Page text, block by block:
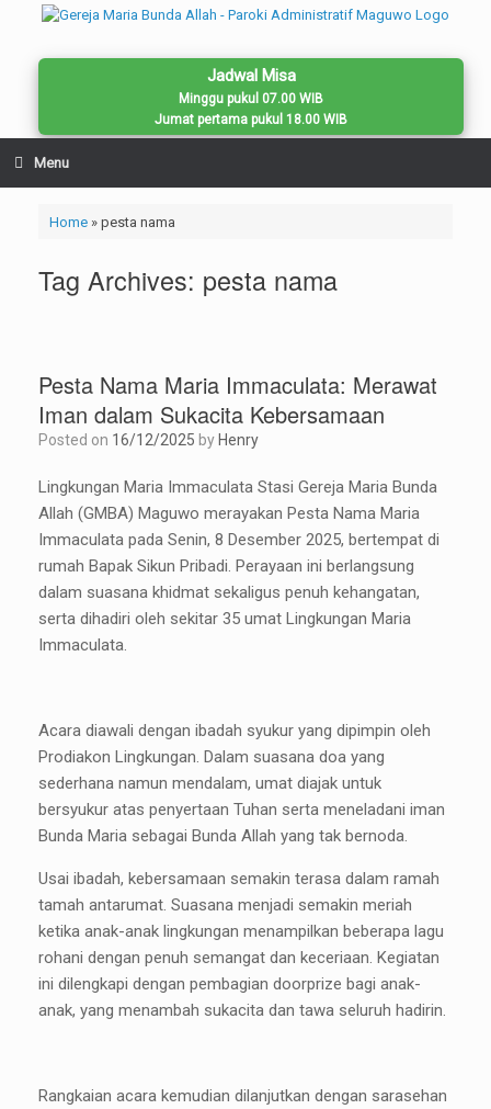
Jadwal Misa
Minggu pukul 07.00 WIB
Jumat pertama pukul 18.00 WIB
Menu
Home» pesta nama
Tag Archives: pesta nama
Pesta Nama Maria Immaculata: Merawat
Iman dalam Sukacita Kebersamaan
Posted on 16/12/2025 by Henry
Lingkungan Maria Immaculata Stasi Gereja Maria Bunda
Allah (GMBA) Maguwo merayakan Pesta Nama Maria
Immaculata pada Senin, 8 Desember 2025, bertempat di
rumah Bapak Sikun Pribadi. Perayaan ini berlangsung
dalam suasana khidmat sekaligus penuh kehangatan,
serta dihadiri oleh sekitar 35 umat Lingkungan Maria
Immaculata.
Acara diawali dengan ibadah syukur yang dipimpin oleh
Prodiakon Lingkungan. Dalam suasana doa yang
sederhana namun mendalam, umat diajak untuk
bersyukur atas penyertaan Tuhan serta meneladani iman
Bunda Maria sebagai Bunda Allah yang tak bernoda.
Usai ibadah, kebersamaan semakin terasa dalam ramah
tamah antarumat. Suasana menjadi semakin meriah
ketika anak-anak lingkungan menampilkan beberapa lagu
rohani dengan penuh semangat dan keceriaan. Kegiatan
ini dilengkapi dengan pembagian doorprize bagi anak-
anak, yang menambah sukacita dan tawa seluruh hadirin.
Rangkaian acara kemudian dilanjutkan dengan sarasehan